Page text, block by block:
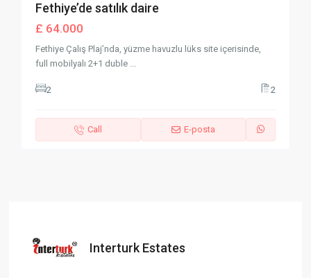
Fethiye’de satılık daire
£ 64.000
Fethiye Çalış Plaj’nda, yüzme havuzlu lüks site içerisinde,
full mobilyalı 2+1 duble ...
2 2
Call E-posta
Interturk Estates